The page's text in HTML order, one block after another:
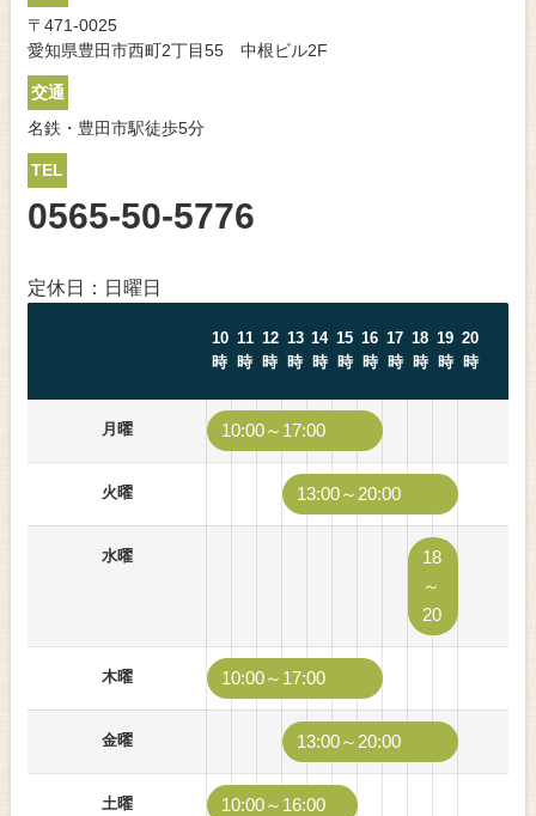
〒471-0025
愛知県豊田市西町2丁目55 中根ビル2F
交通
名鉄・豊田市駅徒歩5分
TEL
0565-50-5776
定休日：日曜日
10
時
11
時
12
時
13
時
14
時
15
時
16
時
17
時
18
時
19
時
20
時
月曜 10:00～17:00
火曜 13:00～20:00
水曜
18
～
20
木曜 10:00～17:00
金曜 13:00～20:00
土曜 10:00～16:00